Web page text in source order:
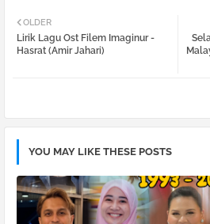
OLDER
Lirik Lagu Ost Filem Imaginur -
Hasrat (Amir Jahari)
YOU MAY LIKE THESE POSTS